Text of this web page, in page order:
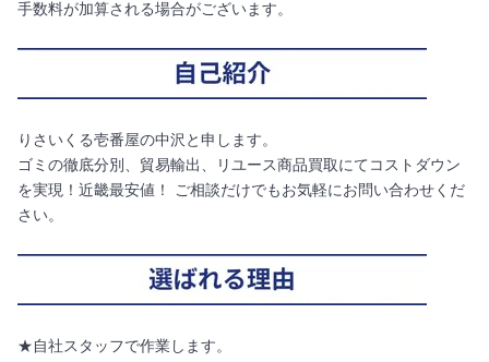
手数料が加算される場合がございます。
りさいくる壱番屋の中沢と申します。
ゴミの徹底分別、貿易輸出、リユース商品買取にてコストダウン
を実現！近畿最安値！ ご相談だけでもお気軽にお問い合わせくだ
さい。
★自社スタッフで作業します。